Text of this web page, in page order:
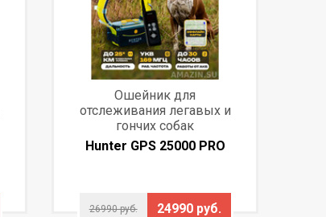
Ошейник для
отслеживания легавых и
гончих собак
Hunter GPS 25000 PRO
26990 руб. 24990 руб.